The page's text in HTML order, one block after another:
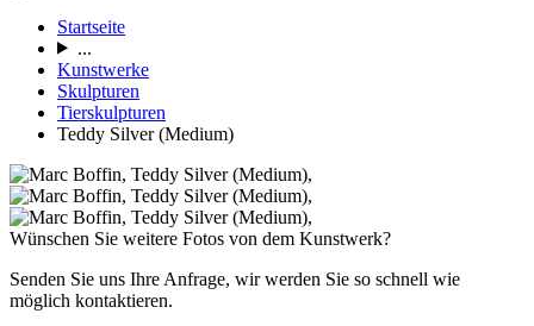
Startseite
...
Kunstwerke
Skulpturen
Tierskulpturen
Teddy Silver (Medium)
Wünschen Sie weitere Fotos von dem Kunstwerk?
Senden Sie uns Ihre Anfrage, wir werden Sie so schnell wie
möglich kontaktieren.